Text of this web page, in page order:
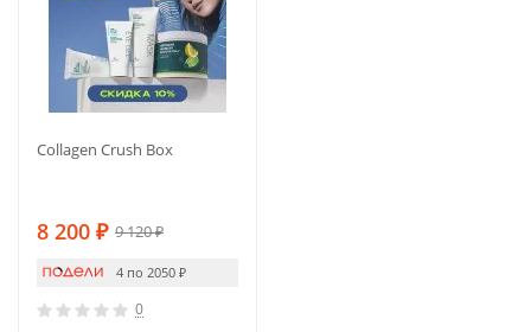
Collagen Crush Box
8 200 ₽ 9 120₽
4 по 2050 ₽
0